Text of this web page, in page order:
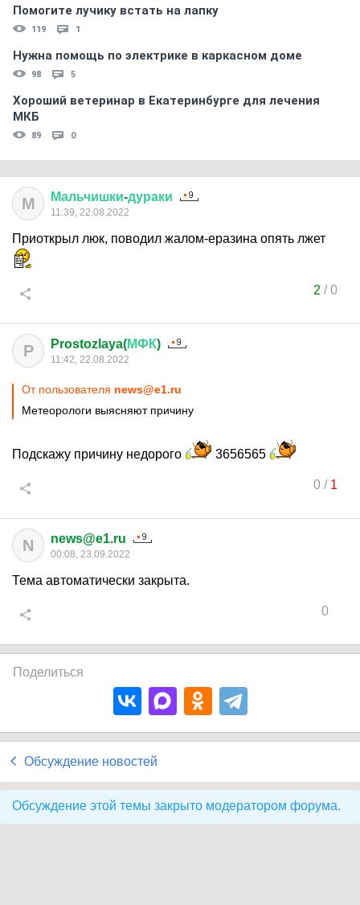
Помогите лучику встать на лапку
119 1
Нужна помощь по электрике в каркасном доме
98 5
Хороший ветеринар в Екатеринбурге для лечения
МКБ
89 0
М Мальчишки-дураки
11:39, 22.08.2022
Приоткрыл люк, поводил жалом-еразина опять лжет
2 /0
P Prostozlaya(МФК)
11:42, 22.08.2022
От пользователя news@e1.ru
Метеорологи выясняют причину
Подскажу причину недорого 3656565
0/ 1
N news@e1.ru
00:08, 23.09.2022
Тема автоматически закрыта.
0
Поделиться
Обсуждение новостей
Обсуждение этой темы закрыто модератором форума.